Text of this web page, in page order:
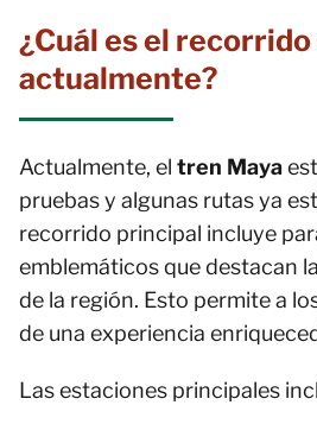
¿Cuál es el
actualmente?
Actualmente, el tren Maya
pruebas y algunas rutas ya
recorrido principal incluye
emblemáticos que destacan
de la región. Esto permite a
de una experiencia
Las estaciones principales